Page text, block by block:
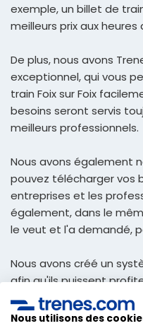
exemple, un billet de
meilleurs prix aux heures
De plus, nous avons
exceptionnel, qui vous
train Foix sur Foix
besoins seront servis
meilleurs professionnels.
Nous avons également
pouvez télécharger vos
entreprises et les
également, dans le
le veut et l'a demandé,
Nous avons créé un
afin qu'ils puissent
meilleur prix et recevoir
pouvoir imprimer, et
Nous utilisons des